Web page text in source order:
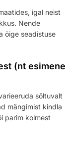
igal neist
Nende
õige seadistuse
(nt esimene
sõltuvalt
mängimist kindla
parim kolmest